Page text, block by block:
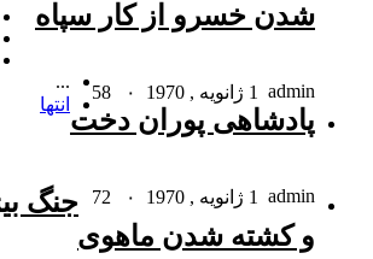
شدن خسرو از کار سپاه
admin 1 ژانویه , 1970 ۰
پادشاهى پوران دخت
admin 1 ژانویه , 1970 ۰
جنگ
و کشته شدن ماهوى
...
انتها